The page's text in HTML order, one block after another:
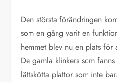
Den största förändringen
som en gång varit en
hemmet blev nu en plats för
De gamla klinkers som
lättskötta plattor som inte